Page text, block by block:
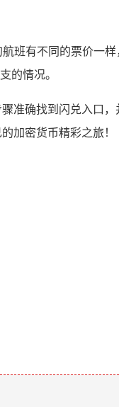
班有不同的票价一
的情况。
准确找到闪兑入口
加密货币精彩之旅！